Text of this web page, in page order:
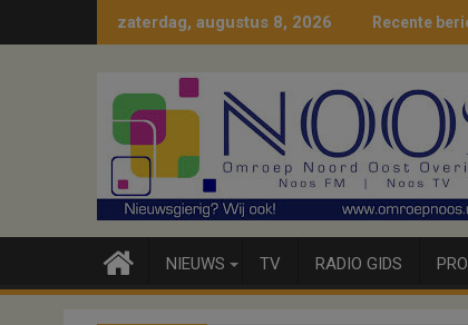
naar
zaterdag, augustus 8, 2026 Recente
NIEUWS TV RADIO GIDS